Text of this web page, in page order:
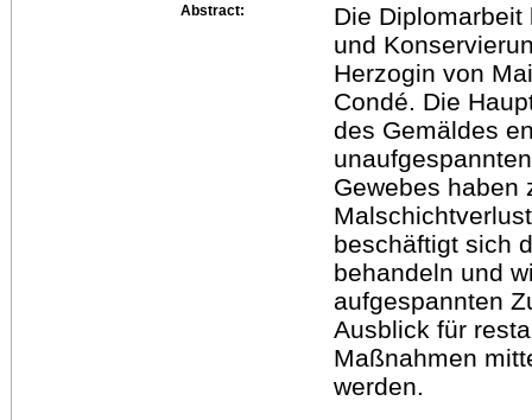
Abstract:
Die
und
Herzogin von
Condé. Die
des Gemäldes
Gewebes haben
beschäftigt sich
behandeln und
aufgespannten
Ausblick für
Maßnahmen
werden.